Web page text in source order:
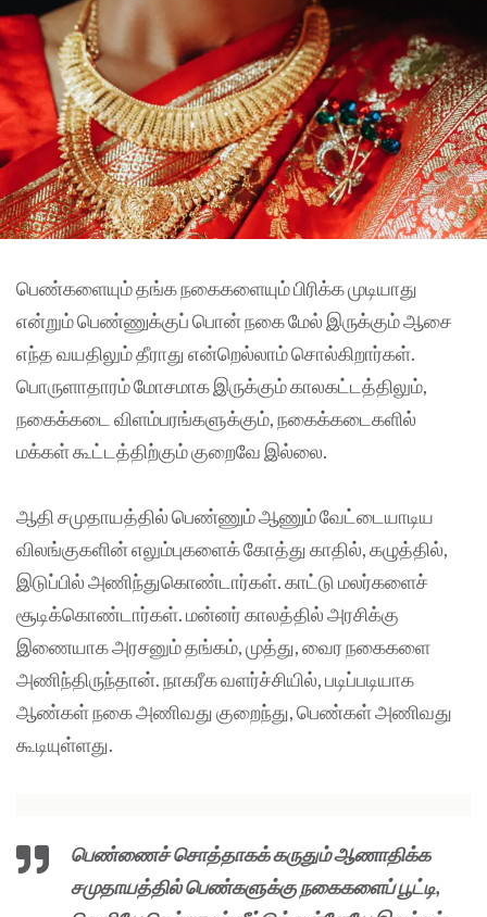
பெண்களையும் தங்க நகைகளையும் பிரிக்க முடியாது
என்றும் பெண்ணுக்குப் பொன் நகை மேல் இருக்கும் ஆசை
எந்த வயதிலும் தீராது என்றெல்லாம் சொல்கிறார்கள்.
பொருளாதாரம் மோசமாக இருக்கும் காலகட்டத்திலும்,
நகைக்கடை விளம்பரங்களுக்கும், நகைக்கடைகளில்
மக்கள் கூட்டத்திற்கும் குறைவே இல்லை.
ஆதி சமுதாயத்தில் பெண்ணும் ஆணும் வேட்டையாடிய
விலங்குகளின் எலும்புகளைக் கோத்து காதில், கழுத்தில்,
இடுப்பில் அணிந்துகொண்டார்கள். காட்டு மலர்களைச்
சூடிக்கொண்டார்கள். மன்னர் காலத்தில் அரசிக்கு
இணையாக அரசனும் தங்கம், முத்து, வைர நகைகளை
அணிந்திருந்தான். நாகரீக வளர்ச்சியில், படிப்படியாக
ஆண்கள் நகை அணிவது குறைந்து, பெண்கள் அணிவது
கூடியுள்ளது.
பெண்ணைச் சொத்தாகக் கருதும் ஆணாதிக்க
சமுதாயத்தில் பெண்களுக்கு நகைகளைப் பூட்டி,